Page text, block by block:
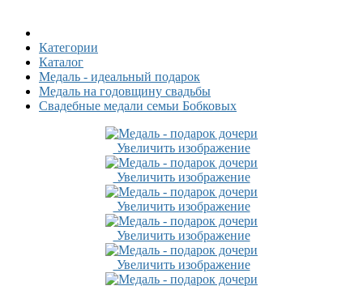
Категории
Каталог
Медаль - идеальный подарок
Медаль на годовщину свадьбы
Свадебные медали семьи Бобковых
Увеличить изображение
Увеличить изображение
Увеличить изображение
Увеличить изображение
Увеличить изображение